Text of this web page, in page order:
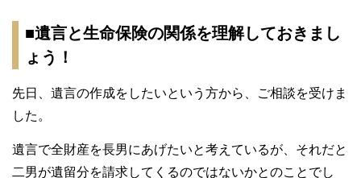
■遺言と生命保険の関係を理解しておきまし
ょう！
先日、遺言の作成をしたいという方から、ご相談を受けま
した。
遺言で全財産を長男にあげたいと考えているが、それだと
二男が遺留分を請求してくるのではないかとのことでし